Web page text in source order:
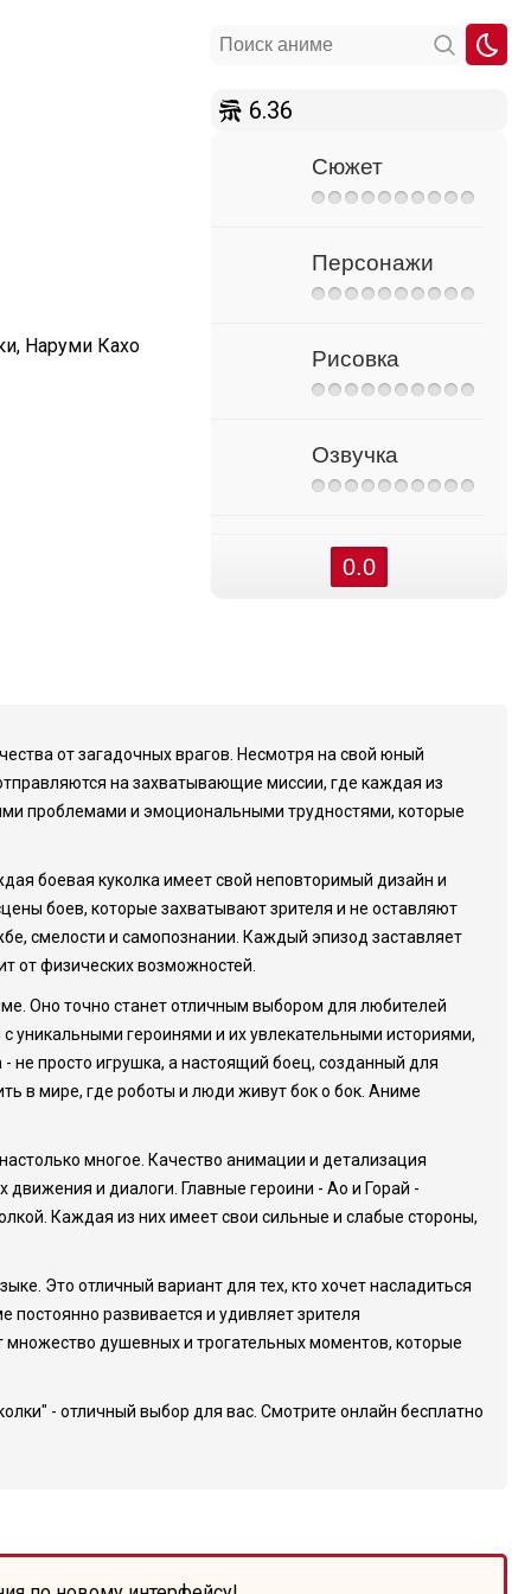
Наруми Кахо
6.36
Сюжет
Персонажи
Рисовка
Озвучка
0.0
от загадочных врагов. Несмотря на свой юный
на захватывающие миссии, где каждая из
проблемами и эмоциональными трудностями, которые
боевая куколка имеет свой неповторимый дизайн и
боев, которые захватывают зрителя и не оставляют
смелости и самопознании. Каждый эпизод заставляет
от физических возможностей.
Оно точно станет отличным выбором для любителей
уникальными героинями и их увлекательными историями,
не просто игрушка, а настоящий боец, созданный для
в мире, где роботы и люди живут бок о бок. Аниме
многое. Качество анимации и детализация
и диалоги. Главные героини - Ао и Горай -
Каждая из них имеет свои сильные и слабые стороны,
Это отличный вариант для тех, кто хочет насладиться
развивается и удивляет зрителя
душевных и трогательных моментов, которые
- отличный выбор для вас. Смотрите онлайн бесплатно